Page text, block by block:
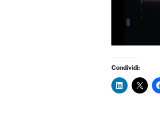
Condividi: